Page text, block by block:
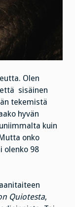
Olen
sisäinen
tekemistä
hyvän
kuin
onko
olenko 98
Quiotesta,